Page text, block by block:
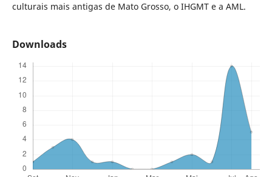
culturais mais antigas de Mato Grosso, o IHGMT e a AML.
Downloads